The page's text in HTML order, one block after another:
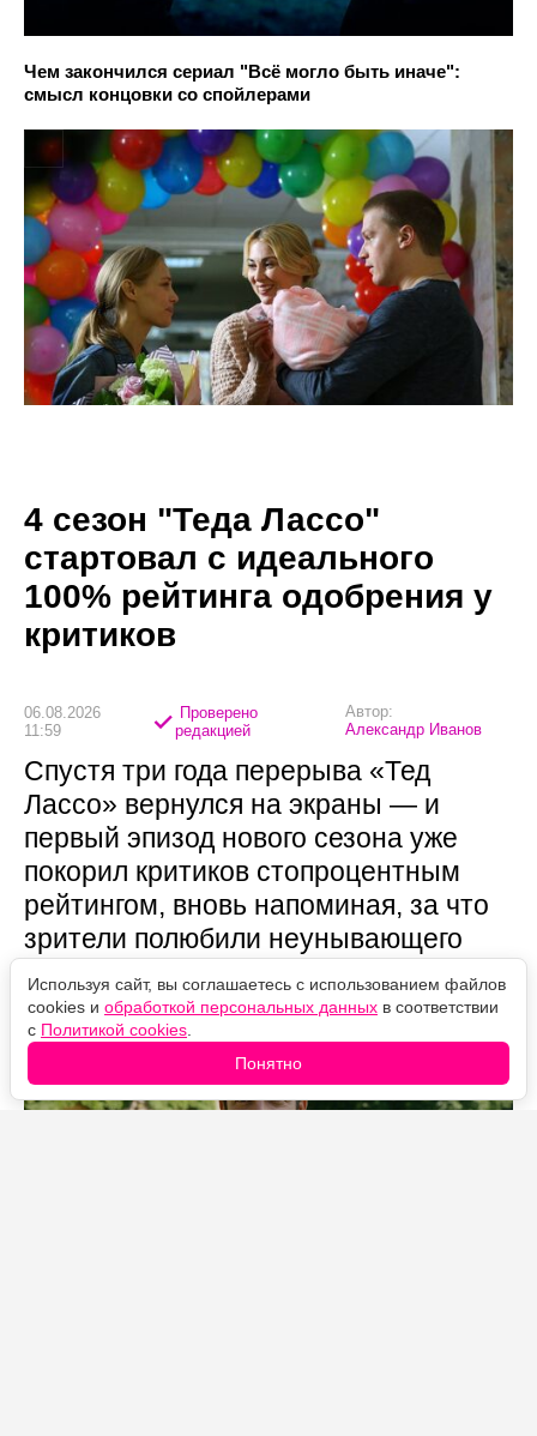
Чем закончился сериал "Всё могло быть иначе":
смысл концовки со спойлерами
4 сезон "Теда Лассо"
стартовал с идеального
100% рейтинга одобрения у
критиков
06.08.2026
11:59
Проверено
редакцией
Автор:
Александр Иванов
Спустя три года перерыва «Тед
Лассо» вернулся на экраны — и
первый эпизод нового сезона уже
покорил критиков стопроцентным
рейтингом, вновь напоминая, за что
зрители полюбили неунывающего
тренера.
Используя сайт, вы соглашаетесь с использованием файлов
cookies и обработкой персональных данных в соответствии
с Политикой cookies
Понятно